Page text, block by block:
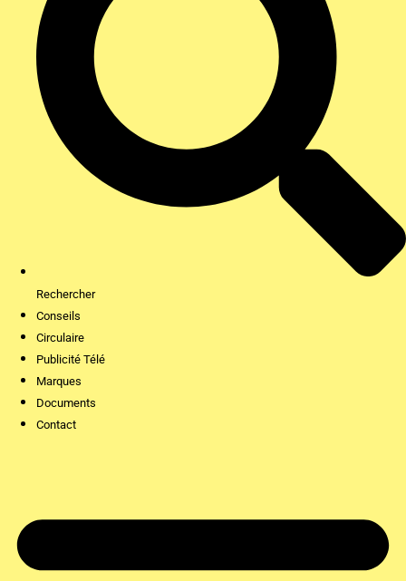
Rechercher
Conseils
Circulaire
Publicité Télé
Marques
Documents
Contact